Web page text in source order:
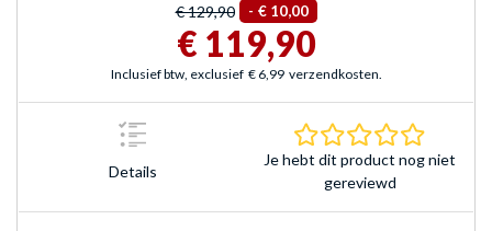
€ 129,90 - € 10,00
€ 119,90
Inclusief btw, exclusief € 6,99 verzendkosten.
Details
Je hebt dit product nog niet
gereviewd